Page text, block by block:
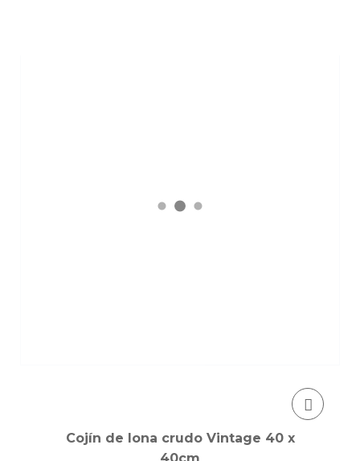
Cojín de lona crudo Vintage 40 x
40cm